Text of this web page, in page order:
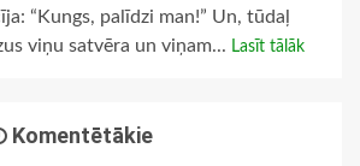
“Kungs, palīdzi man!” Un, tūdaļ
viņu satvēra un viņam... Lasīt tālāk
Komentētākie